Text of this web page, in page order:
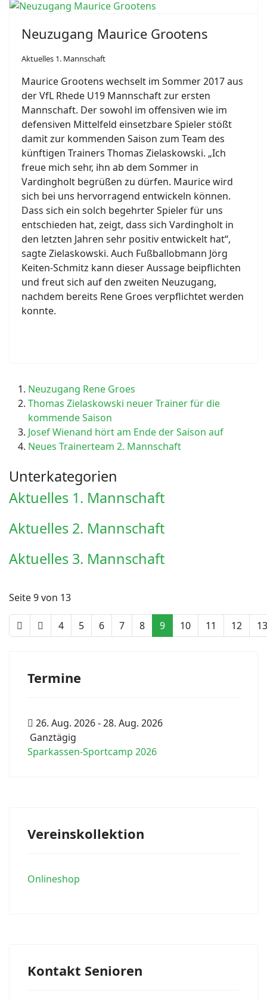
Neuzugang Maurice Grootens
Aktuelles 1. Mannschaft
Maurice Grootens wechselt im Sommer 2017 aus
der VfL Rhede U19 Mannschaft zur ersten
Mannschaft. Der sowohl im offensiven wie im
defensiven Mittelfeld einsetzbare Spieler stößt
damit zur kommenden Saison zum Team des
künftigen Trainers Thomas Zielaskowski. „Ich
freue mich sehr, ihn ab dem Sommer in
Vardingholt begrüßen zu dürfen. Maurice wird
sich bei uns hervorragend entwickeln können.
Dass sich ein solch begehrter Spieler für uns
entschieden hat, zeigt, dass sich Vardingholt in
den letzten Jahren sehr positiv entwickelt hat“,
sagte Zielaskowski. Auch Fußballobmann Jörg
Keiten-Schmitz kann dieser Aussage beipflichten
und freut sich auf den zweiten Neuzugang,
nachdem bereits Rene Groes verpflichtet werden
konnte.
Neuzugang Rene Groes
Thomas Zielaskowski neuer Trainer für die
kommende Saison
Josef Wienand hört am Ende der Saison auf
Neues Trainerteam 2. Mannschaft
Unterkategorien
Aktuelles 1. Mannschaft
Aktuelles 2. Mannschaft
Aktuelles 3. Mannschaft
Seite 9 von 13
4 5 6 7 8 9 10 11 12 13
Termine
26. Aug. 2026-28. Aug. 2026
Ganztägig
Sparkassen-Sportcamp 2026
Vereinskollektion
Onlineshop
Kontakt Senioren